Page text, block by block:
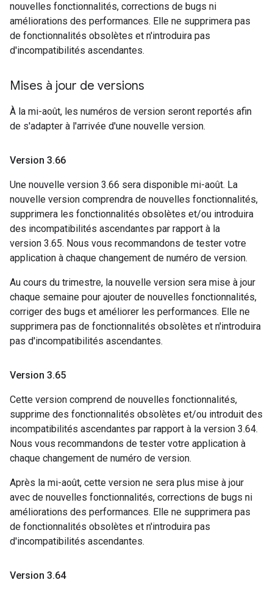
nouvelles fonctionnalités, corrections de bugs ni
améliorations des performances. Elle ne supprimera pas
de fonctionnalités obsolètes et n'introduira pas
d'incompatibilités ascendantes.
Mises à jour de versions
À la mi-août, les numéros de version seront reportés afin
de s'adapter à l'arrivée d'une nouvelle version.
Version 3.66
Une nouvelle version 3.66 sera disponible mi-août. La
nouvelle version comprendra de nouvelles fonctionnalités,
supprimera les fonctionnalités obsolètes et/ou introduira
des incompatibilités ascendantes par rapport à la
version 3.65. Nous vous recommandons de tester votre
application à chaque changement de numéro de version.
Au cours du trimestre, la nouvelle version sera mise à jour
chaque semaine pour ajouter de nouvelles fonctionnalités,
corriger des bugs et améliorer les performances. Elle ne
supprimera pas de fonctionnalités obsolètes et n'introduira
pas d'incompatibilités ascendantes.
Version 3.65
Cette version comprend de nouvelles fonctionnalités,
supprime des fonctionnalités obsolètes et/ou introduit des
incompatibilités ascendantes par rapport à la version 3.64.
Nous vous recommandons de tester votre application à
chaque changement de numéro de version.
Après la mi-août, cette version ne sera plus mise à jour
avec de nouvelles fonctionnalités, corrections de bugs ni
améliorations des performances. Elle ne supprimera pas
de fonctionnalités obsolètes et n'introduira pas
d'incompatibilités ascendantes.
Version 3.64